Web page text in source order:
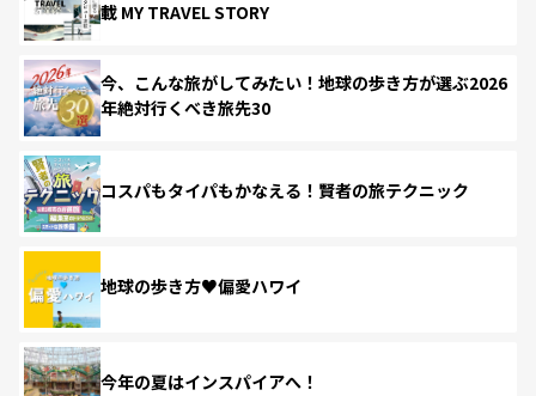
載 MY TRAVEL STORY
今、こんな旅がしてみたい！地球の歩き方が選ぶ2026
年絶対行くべき旅先30
コスパもタイパもかなえる！賢者の旅テクニック
地球の歩き方♥偏愛ハワイ
今年の夏はインスパイアへ！